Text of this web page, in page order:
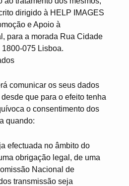
dirigido à HELP IMAGES
e Apoio à
para a morada Rua Cidade
075 Lisboa.
comunicar os seus dados
que para o efeito tenha
o consentimento dos
quando:
efectuada no âmbito do
obrigação legal, de uma
Nacional de
transmissão seja